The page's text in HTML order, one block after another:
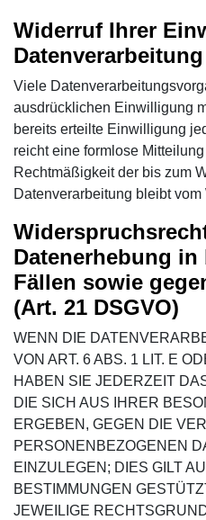
Widerruf Ihrer
Datenverarbeitung
Viele
ausdrücklichen Einwilligung
bereits erteilte Einwilligung
reicht eine formlose
Rechtmäßigkeit der bis zum
Datenverarbeitung bleibt vom
Datenerhebung in
Fällen sowie
(Art. 21 DSGVO)
WENN DIE
VON ART. 6 ABS. 1 LIT. E
HABEN SIE JEDERZEIT
DIE SICH AUS IHRER
ERGEBEN, GEGEN DIE
PERSONENBEZOGENEN
EINZULEGEN; DIES GILT
BESTIMMUNGEN
JEWEILIGE